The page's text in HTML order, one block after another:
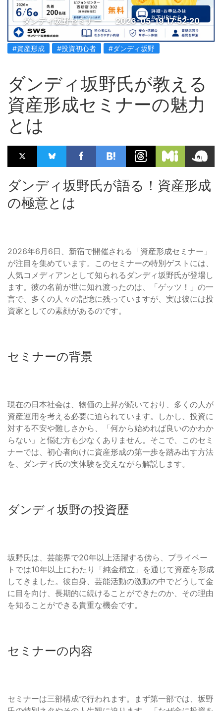
ダンディ坂野セミナー 2026-05-19 17:52:20
#資産形成 #投資初心者 #ダンディ坂野
ダンディ坂野氏が教える
資産形成セミナーの魅力
とは
ダンディ坂野氏が語る！資産形成
の極意とは
2026年6月6日、新宿で開催される「資産形成セミナー」
が注目を集めています。このセミナーの特別ゲストには、
人気コメディアンとして知られるダンディ坂野氏が登場し
ます。彼の名前が世に知れ渡ったのは、「ゲッツ！」の一
言で、多くの人々の記憶に残っていますが、実は彼には投
資家としての素顔があるのです。
セミナーの背景
現在の日本社会は、物価の上昇が続いており、多くの人が
資産運用を考える必要に迫られています。しかし、投資に
対する不安や難しさから、「何から始めれば良いのかわか
らない」と悩む方も少なくありません。そこで、このセミ
ナーでは、初心者向けに資産形成の第一歩を踏み出す方法
を、ダンディ氏の実体験を交えながら解説します。
ダンディ坂野の投資歴
坂野氏は、芸能界で20年以上活躍する傍ら、プライベー
トでは10年以上にわたり「純金積立」を通じて資産を形成
してきました。彼自身、芸能活動の激動の中でどうして金
に目を向け、長期的に続けることができたのか、その理由
を知ることができる貴重な機会です。
セミナーの内容
セミナーは三部構成で行われます。まず第一部では、坂野